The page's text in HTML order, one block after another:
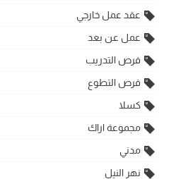
عقد عمل خارجي
عمل عن بعد
فرص التدريب
فرص التطوع
كسلا
مجموعة اراك
مدني
نهر النيل